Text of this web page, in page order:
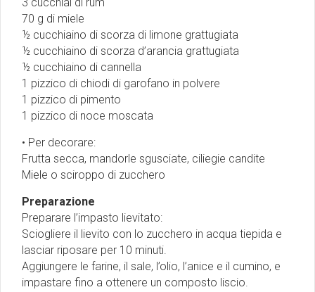
70 g di miele
½ cucchiaino di scorza di limone grattugiata
½ cucchiaino di scorza d’arancia grattugiata
½ cucchiaino di cannella
1 pizzico di chiodi di garofano in polvere
1 pizzico di pimento
1 pizzico di noce moscata
• Per decorare:
Frutta secca, mandorle sgusciate, ciliegie candite
Miele o sciroppo di zucchero
Preparazione
Preparare l’impasto lievitato:
Sciogliere il lievito con lo zucchero in acqua tiepida e
lasciar riposare per 10 minuti.
Aggiungere le farine, il sale, l’olio, l’anice e il cumino, e
impastare fino a ottenere un composto liscio.